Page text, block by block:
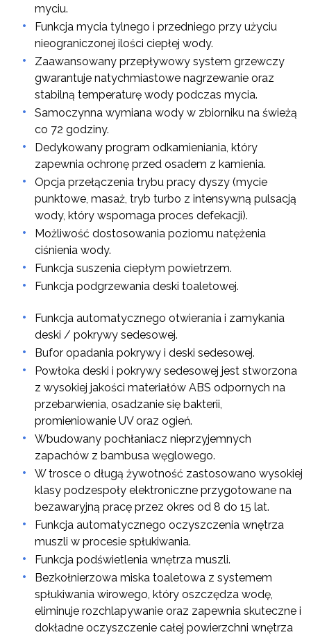
myciu.
Funkcja mycia tylnego i przedniego przy użyciu
nieograniczonej ilości ciepłej wody.
Zaawansowany przepływowy system grzewczy
gwarantuje natychmiastowe nagrzewanie oraz
stabilną temperaturę wody podczas mycia.
Samoczynna wymiana wody w zbiorniku na świeżą
co 72 godziny.
Dedykowany program odkamieniania, który
zapewnia ochronę przed osadem z kamienia.
Opcja przełączenia trybu pracy dyszy (mycie
punktowe, masaż, tryb turbo z intensywną pulsacją
wody, który wspomaga proces defekacji).
Możliwość dostosowania poziomu natężenia
ciśnienia wody.
Funkcja suszenia ciepłym powietrzem.
Funkcja podgrzewania deski toaletowej.
Funkcja automatycznego otwierania i zamykania
deski / pokrywy sedesowej.
Bufor opadania pokrywy i deski sedesowej.
Powłoka deski i pokrywy sedesowej jest stworzona
z wysokiej jakości materiałów ABS odpornych na
przebarwienia, osadzanie się bakterii,
promieniowanie UV oraz ogień.
Wbudowany pochłaniacz nieprzyjemnych
zapachów z bambusa węglowego.
W trosce o długą żywotność zastosowano wysokiej
klasy podzespoły elektroniczne przygotowane na
bezawaryjną pracę przez okres od 8 do 15 lat.
Funkcja automatycznego oczyszczenia wnętrza
muszli w procesie spłukiwania.
Funkcja podświetlenia wnętrza muszli.
Bezkołnierzowa miska toaletowa z systemem
spłukiwania wirowego, który oszczędza wodę,
eliminuje rozchlapywanie oraz zapewnia skuteczne i
dokładne oczyszczenie całej powierzchni wnętrza